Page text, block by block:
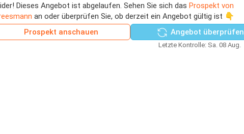
Dieses Angebot ist abgelaufen. Sehen Sie sich das Prospekt von
an oder überprüfen Sie, ob derzeit ein Angebot gültig ist 👇
Prospekt anschauen
Angebot überprüfen
Letzte Kontrolle: Sa. 08 Aug.